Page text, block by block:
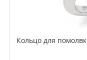
Кольцо для